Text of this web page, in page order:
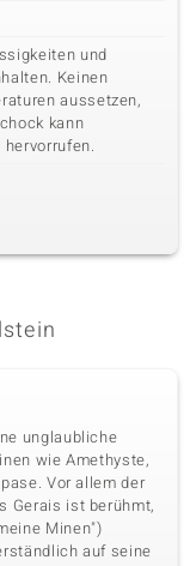
und
Keinen
aussetzen,
kann
unglaubliche
wie Amethyste,
Vor allem der
Gerais ist berühmt,
Minen")
auf seine